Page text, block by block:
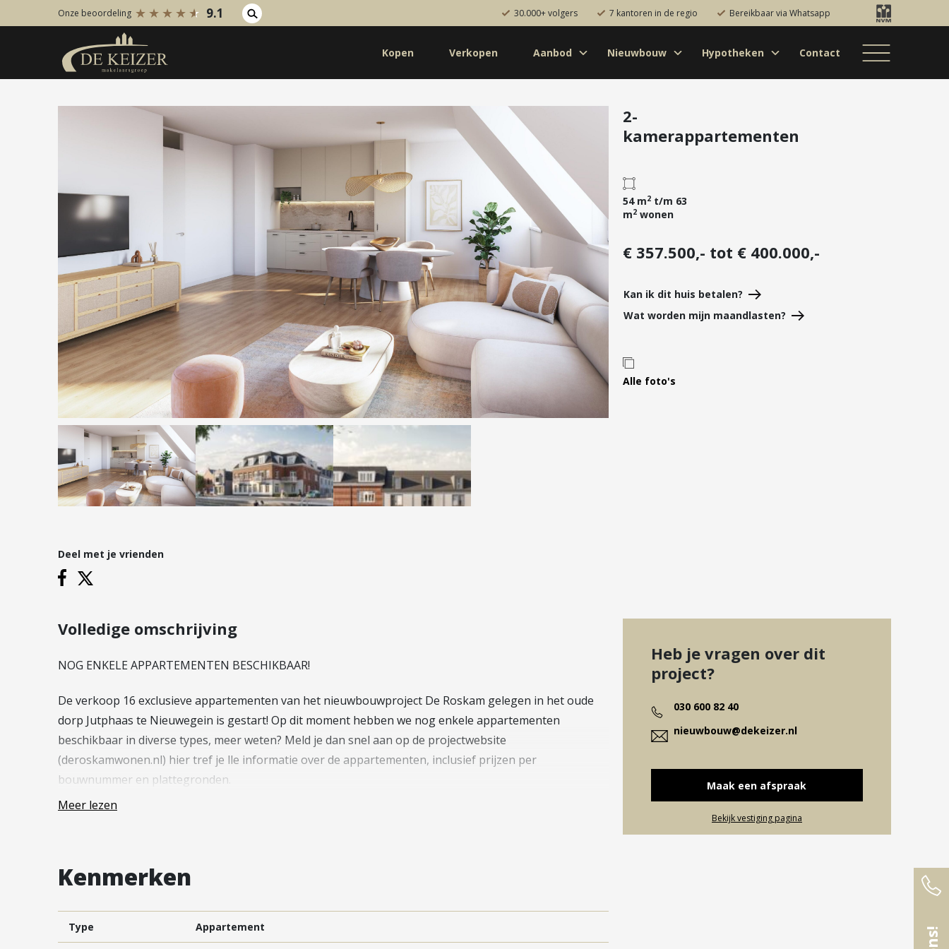
Koopaanbod
Bedrijfsaanbod
Huuraanbod
Nieuwbouw
Bedrijfsaanbod
Diensten
Kopen
Verkopen
Huren
Verhuren
Taxeren
Verzekeren
Projectontwikkelaars
Hypotheken
Hypotheekadvies
Hypotheek oversluiten
Hypotheek verhogen
Starterslening
Financiële check
Banken
Duurzame hypotheek
Reviews Leer ons kennen
Vestigingen
Vestiging Vleuten-De Meern en
Leidsche Rijn
Vestiging Vianen
Vestiging Maarssen
Onze beoordeling 9.1 30.000+ volgers 7 kantoren in de regio Bereikbaar via Whatsapp
Kopen Verkopen Aanbod
Bestaande bouw
Bedrijfsaanbod
Nieuwbouw
Nieuwbouw Hypotheken
Hypotheek
Banken
Contact
2-
kamerappartementen
54 m2 t/m 63
m2 wonen
€ 357.500,- tot € 400.000,-
Kan ik dit huis betalen?
Wat worden mijn maandlasten?
Alle foto's
Deel met je vrienden
Volledige omschrijving
NOG ENKELE APPARTEMENTEN BESCHIKBAAR!
De verkoop 16 exclusieve appartementen van het nieuwbouwproject De Roskam gelegen in het oude
dorp Jutphaas te Nieuwegein is gestart! Op dit moment hebben we nog enkele appartementen
beschikbaar in diverse types, meer weten? Meld je dan snel aan op de projectwebsite
(deroskamwonen.nl) hier tref je lle informatie over de appartementen, inclusief prijzen per
bouwnummer en plattegronden.
—
Op de hoek van de Herenstraat en Armensteeg verrijst binnenkort een prachtig nieuw woongebouw
met 16 exclusieve appartementen. De woningen krijgen het energielabel A++/A+++, waardoor je niet
alleen comfortabel, maar ook zeer duurzaam woont. Het definitieve energielabel wordt bij oplevering
bepaald.
Meer lezen
Kenmerken
Type Appartement
Heb je vragen over dit
project?
030 600 82 40
nieuwbouw@dekeizer.nl
Maak een afspraak
Bekijk vestiging pagina